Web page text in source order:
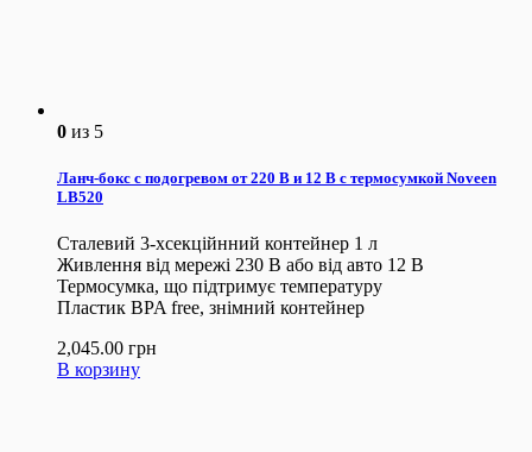
0 из 5
Ланч-бокс с подогревом от 220 В и 12 В с термосумкой Noveen
LB520
Сталевий 3-хсекційнний контейнер 1 л
Живлення від мережі 230 В або від авто 12 В
Термосумка, що підтримує температуру
Пластик BPA free, знімний контейнер
2,045.00 грн
В корзину